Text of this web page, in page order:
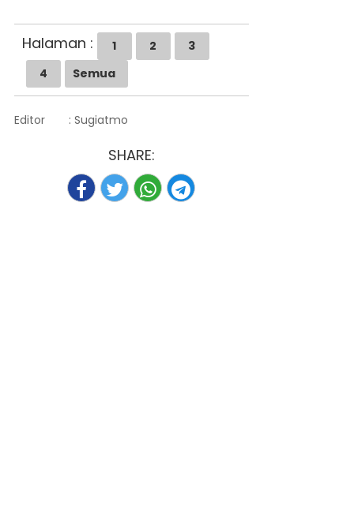
Halaman : 1 2
3
4
Semua
Editor : Sugiatmo
SHARE: